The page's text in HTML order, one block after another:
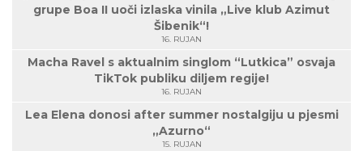
grupe Boa II uoči izlaska vinila „Live klub Azimut
Šibenik“!
16. RUJAN
Macha Ravel s aktualnim singlom “Lutkica” osvaja
TikTok publiku diljem regije!
16. RUJAN
Lea Elena donosi after summer nostalgiju u pjesmi
„Azurno“
15. RUJAN